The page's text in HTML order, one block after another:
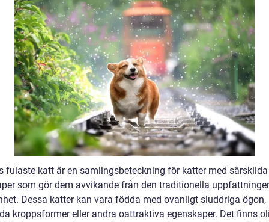
fulaste katt är en samlingsbeteckning för katter med
som gör dem avvikande från den traditionella
Dessa katter kan vara födda med ovanligt sluddriga
kroppsformer eller andra oattraktiva egenskaper. Det finns